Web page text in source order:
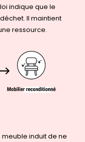
indique que le
Il maintient
ressource.
induit de ne